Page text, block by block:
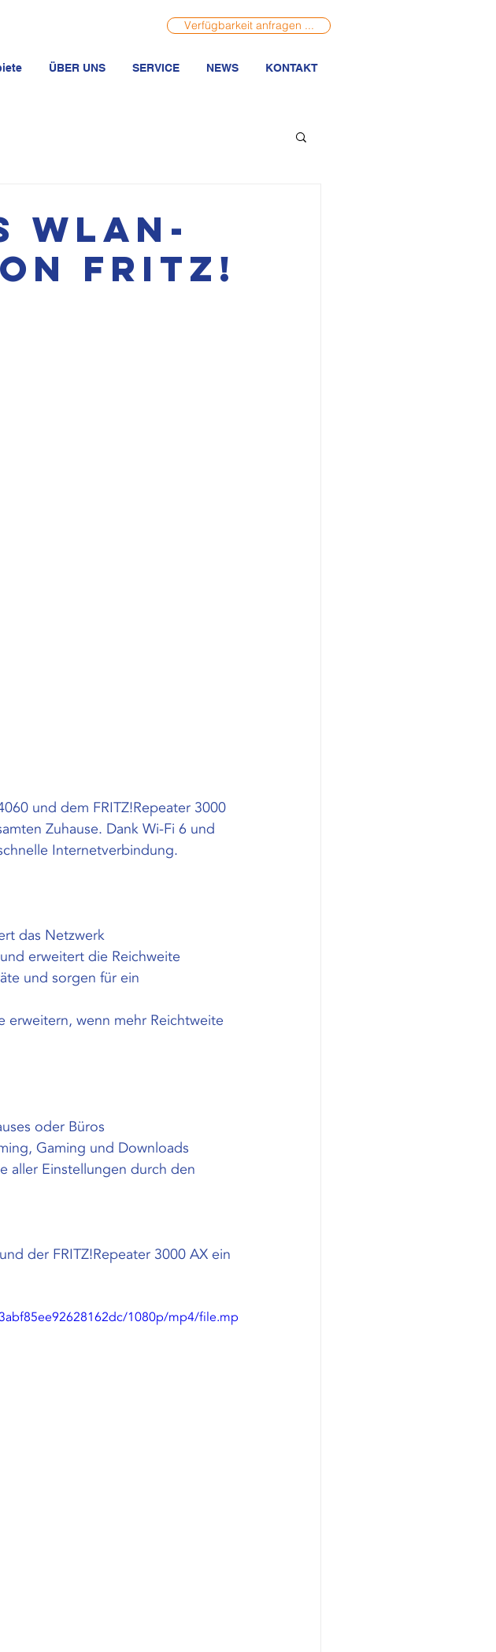
Verfügbarkeit anfragen ...
ÜBER UNS SERVICE NEWS KONTAKT
Fritz!
und dem FRITZ!Repeater 3000
Zuhause. Dank Wi-Fi 6 und
Internetverbindung.
das Netzwerk
erweitert die Reichweite
und sorgen für ein
erweitern, wenn mehr Reichtweite
oder Büros
Gaming und Downloads
aller Einstellungen durch den
der FRITZ!Repeater 3000 AX ein
1080p/mp4/file.mp